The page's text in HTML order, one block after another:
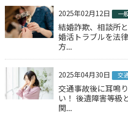
2025年02月12日 一
結婚詐欺、相談所
婚活トラブルを法
方...
2025年04月30日 交
交通事故後に耳鳴
い！ 後遺障害等級
関...